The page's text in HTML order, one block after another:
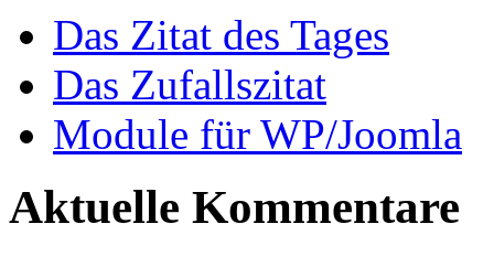
Das Zitat des Tages
Das Zufallszitat
Module für WP/Joomla
Aktuelle Kommentare